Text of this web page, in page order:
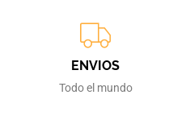
ENVIOS
Todo el mundo